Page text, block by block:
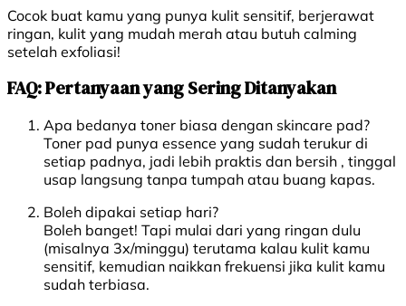
Cocok buat kamu yang punya kulit sensitif, berjerawat
ringan, kulit yang mudah merah atau butuh calming
setelah exfoliasi!
FAQ: Pertanyaan yang Sering Ditanyakan
Apa bedanya toner biasa dengan skincare pad?
Toner pad punya essence yang sudah terukur di
setiap padnya, jadi lebih praktis dan bersih , tinggal
usap langsung tanpa tumpah atau buang kapas.
Boleh dipakai setiap hari?
Boleh banget! Tapi mulai dari yang ringan dulu
(misalnya 3x/minggu) terutama kalau kulit kamu
sensitif, kemudian naikkan frekuensi jika kulit kamu
sudah terbiasa.